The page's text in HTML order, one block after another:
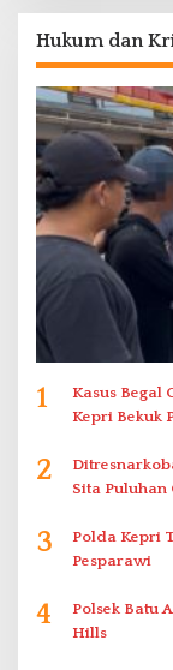
Hukum dan
1
Kasus Begal
Kepri Bekuk
2
Sita Puluhan
3
Polda Kepri
Pesparawi
4
Polsek Batu
Hills